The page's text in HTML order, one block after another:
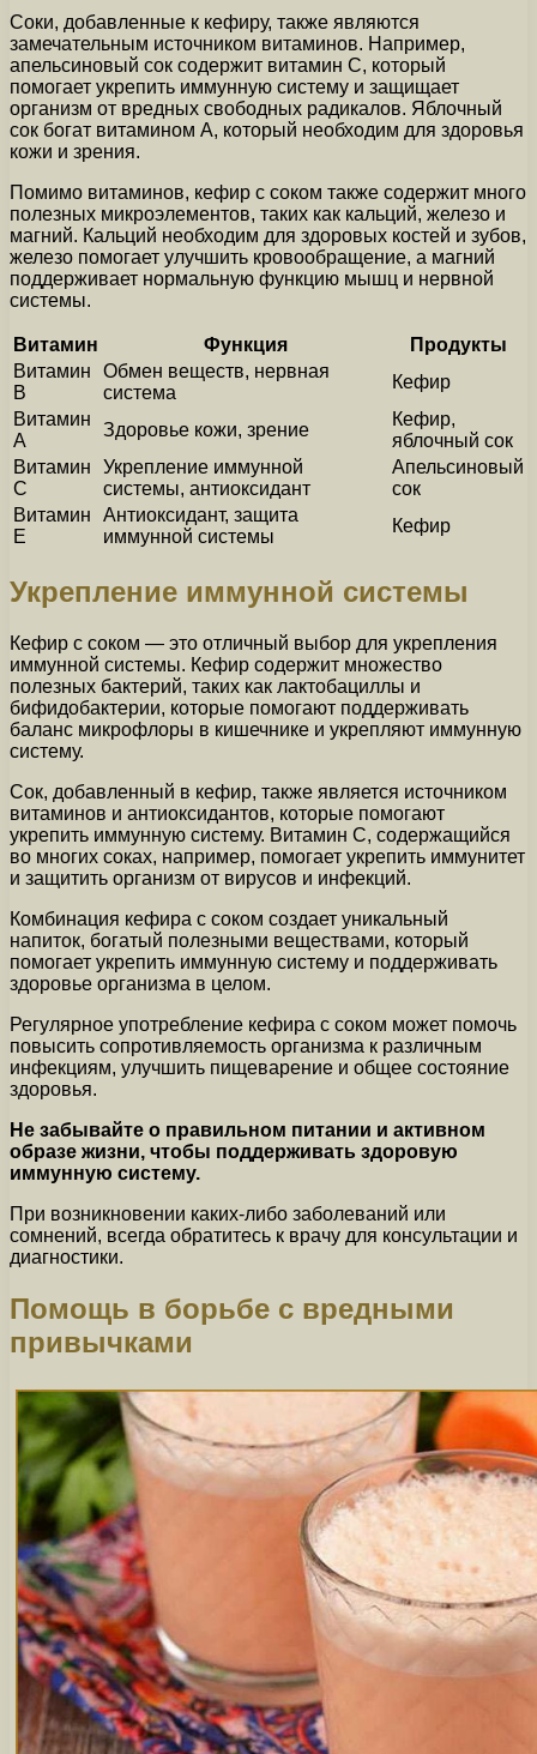
Соки, добавленные к кефиру, также являются
замечательным источником витаминов. Например,
апельсиновый сок содержит витамин С, который
помогает укрепить иммунную систему и защищает
организм от вредных свободных радикалов. Яблочный
сок богат витамином А, который необходим для здоровья
кожи и зрения.
Помимо витаминов, кефир с соком также содержит много
полезных микроэлементов, таких как кальций, железо и
магний. Кальций необходим для здоровых костей и зубов,
железо помогает улучшить кровообращение, а магний
поддерживает нормальную функцию мышц и нервной
системы.
Витамин Функция
Продукты
Витамин
В
Обмен веществ, нервная
система
Кефир
Витамин
А
Здоровье кожи, зрение
Кефир,
яблочный сок
Витамин
С
Укрепление иммунной
системы, антиоксидант
Апельсиновый
сок
Витамин
Е
Антиоксидант, защита
иммунной системы
Кефир
Укрепление иммунной системы
Кефир с соком — это отличный выбор для укрепления
иммунной системы. Кефир содержит множество
полезных бактерий, таких как лактобациллы и
бифидобактерии, которые помогают поддерживать
баланс микрофлоры в кишечнике и укрепляют иммунную
систему.
Сок, добавленный в кефир, также является источником
витаминов и антиоксидантов, которые помогают
укрепить иммунную систему. Витамин C, содержащийся
во многих соках, например, помогает укрепить иммунитет
и защитить организм от вирусов и инфекций.
Комбинация кефира с соком создает уникальный
напиток, богатый полезными веществами, который
помогает укрепить иммунную систему и поддерживать
здоровье организма в целом.
Регулярное употребление кефира с соком может помочь
повысить сопротивляемость организма к различным
инфекциям, улучшить пищеварение и общее состояние
здоровья.
Не забывайте о правильном питании и активном
образе жизни, чтобы поддерживать здоровую
иммунную систему.
При возникновении каких-либо заболеваний или
сомнений, всегда обратитесь к врачу для консультации и
диагностики.
Помощь в борьбе с вредными
привычками